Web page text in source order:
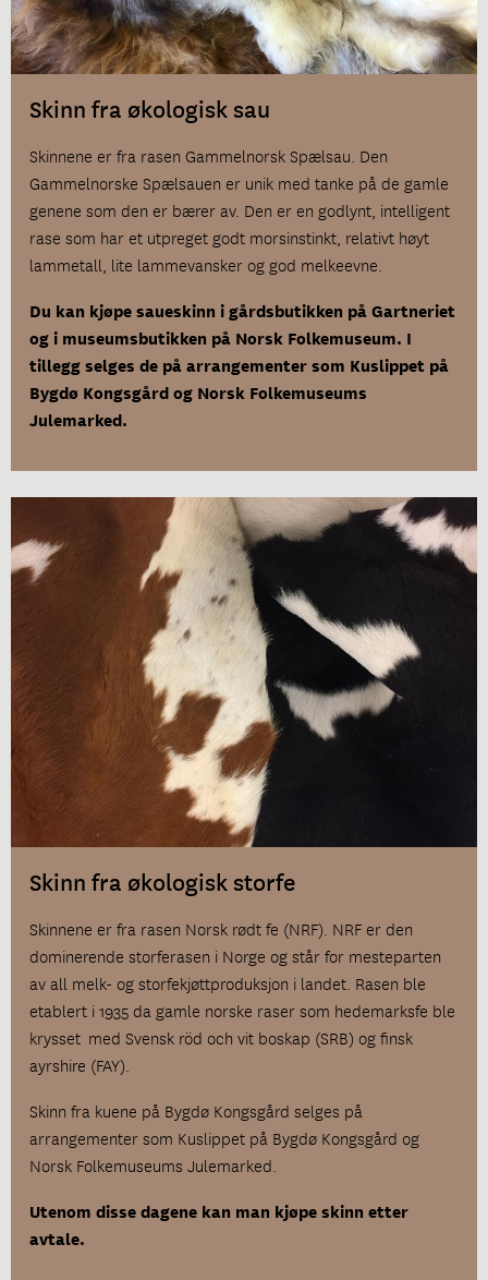
Skinn fra økologisk sau
Skinnene er fra rasen Gammelnorsk Spælsau. Den
Gammelnorske Spælsauen er unik med tanke på de gamle
genene som den er bærer av. Den er en godlynt, intelligent
rase som har et utpreget godt morsinstinkt, relativt høyt
lammetall, lite lammevansker og god melkeevne.
Du kan kjøpe saueskinn i gårdsbutikken på Gartneriet
og i museumsbutikken på Norsk Folkemuseum. I
tillegg selges de på arrangementer som Kuslippet på
Bygdø Kongsgård og Norsk Folkemuseums
Julemarked.
Skinn fra økologisk storfe
Skinnene er fra rasen Norsk rødt fe (NRF). NRF er den
dominerende storferasen i Norge og står for mesteparten
av all melk- og storfekjøttproduksjon i landet. Rasen ble
etablert i 1935 da gamle norske raser som hedemarksfe ble
krysset med Svensk röd och vit boskap (SRB) og finsk
ayrshire (FAY).
Skinn fra kuene på Bygdø Kongsgård selges på
arrangementer som Kuslippet på Bygdø Kongsgård og
Norsk Folkemuseums Julemarked.
Utenom disse dagene kan man kjøpe skinn etter
avtale.